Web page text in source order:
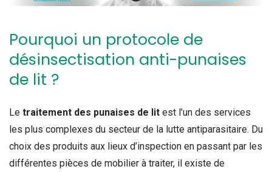
Pourquoi un protocole de
désinsectisation anti-punaises
de lit ?
Le traitement des punaises de lit est l’un des services
les plus complexes du secteur de la lutte antiparasitaire. Du
choix des produits aux lieux d’inspection en passant par les
différentes pièces de mobilier à traiter, il existe de